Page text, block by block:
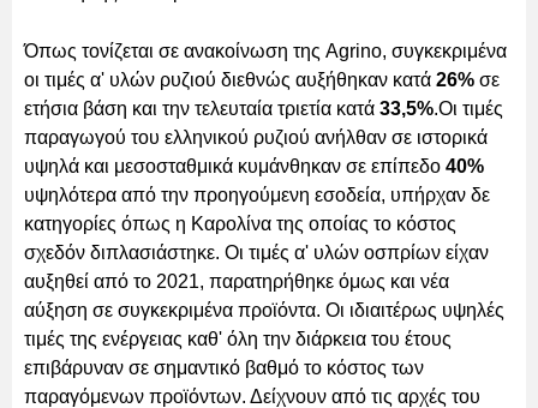
Όπως τονίζεται σε ανακοίνωση της Agrino, συγκεκριμένα
οι τιμές α' υλών ρυζιού διεθνώς αυξήθηκαν κατά 26% σε
ετήσια βάση και την τελευταία τριετία κατά 33,5%.Οι τιμές
παραγωγού του ελληνικού ρυζιού ανήλθαν σε ιστορικά
υψηλά και μεσοσταθμικά κυμάνθηκαν σε επίπεδο 40%
υψηλότερα από την προηγούμενη εσοδεία, υπήρχαν δε
κατηγορίες όπως η Καρολίνα της οποίας το κόστος
σχεδόν διπλασιάστηκε. Οι τιμές α' υλών οσπρίων είχαν
αυξηθεί από το 2021, παρατηρήθηκε όμως και νέα
αύξηση σε συγκεκριμένα προϊόντα. Οι ιδιαιτέρως υψηλές
τιμές της ενέργειας καθ' όλη την διάρκεια του έτους
επιβάρυναν σε σημαντικό βαθμό το κόστος των
παραγόμενων προϊόντων. Δείχνουν από τις αρχές του